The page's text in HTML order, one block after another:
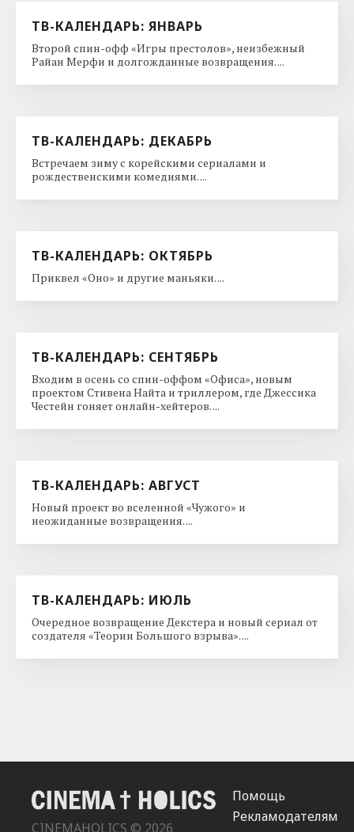
ТВ-КАЛЕНДАРЬ: ЯНВАРЬ
Второй спин-офф «Игры престолов», неизбежный
Райан Мерфи и долгожданные возвращения. ...
ТВ-КАЛЕНДАРЬ: ДЕКАБРЬ
Встречаем зиму с корейскими сериалами и
рождественскими комедиями. ...
ТВ-КАЛЕНДАРЬ: ОКТЯБРЬ
Приквел «Оно» и другие маньяки. ...
ТВ-КАЛЕНДАРЬ: СЕНТЯБРЬ
Входим в осень со спин-оффом «Офиса», новым
проектом Стивена Найта и триллером, где Джессика
Честейн гоняет онлайн-хейтеров. ...
ТВ-КАЛЕНДАРЬ: АВГУСТ
Новый проект во вселенной «Чужого» и
неожиданные возвращения. ...
ТВ-КАЛЕНДАРЬ: ИЮЛЬ
Очередное возвращение Декстера и новый сериал от
создателя «Теории Большого взрыва». ...
CINEMAHOLICS © 2026
Помощь
Рекламодателям